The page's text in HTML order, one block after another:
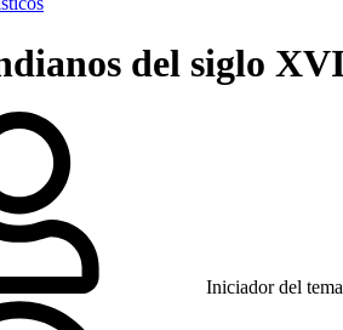
del siglo
Iniciador del tema